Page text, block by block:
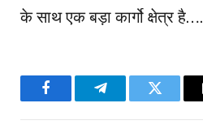
के साथ एक बड़ा कार्गो क्षेत्र है….
FacebookTelegramTwitter